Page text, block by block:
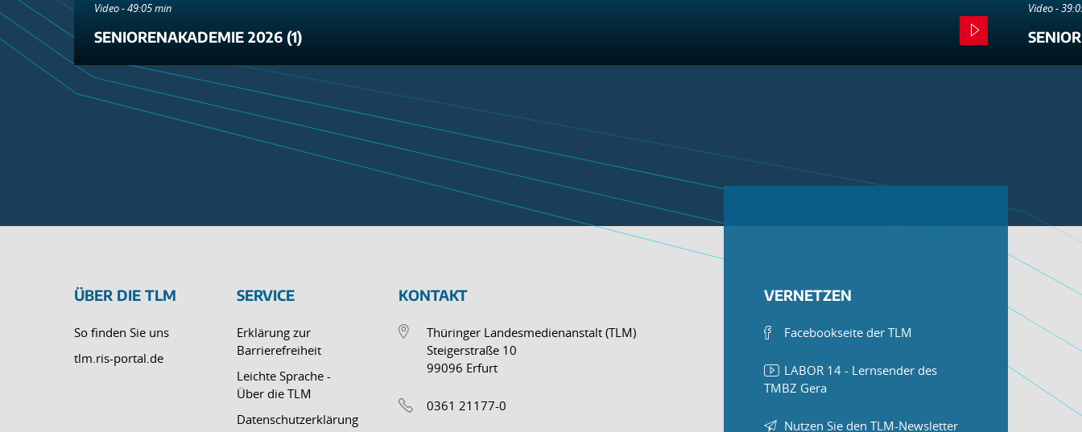
Video - 49:05 min
SENIORENAKADEMIE 2026 (1)
Video -
ÜBER DIE TLM
So finden Sie uns
tlm.ris-portal.de
SERVICE
Erklärung zur
Barrierefreiheit
Leichte Sprache -
Über die TLM
Datenschutzerklärung
KONTAKT
Thüringer Landesmedienanstalt (TLM)
Steigerstraße 10
99096 Erfurt
0361 21177-0
VERNETZEN
Facebookseite der TLM
LABOR 14 - Lernsender des
TMBZ Gera
Nutzen Sie den TLM-Newsletter